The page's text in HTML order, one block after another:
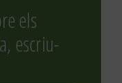
els
escriu-